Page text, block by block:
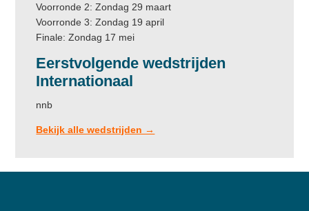
Voorronde 2: Zondag 29 maart
Voorronde 3: Zondag 19 april
Finale: Zondag 17 mei
Eerstvolgende wedstrijden
Internationaal
nnb
Bekijk alle wedstrijden →